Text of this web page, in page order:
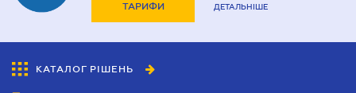
ТАРИФИ ДЕТАЛЬНІШЕ
КАТАЛОГ РІШЕНЬ